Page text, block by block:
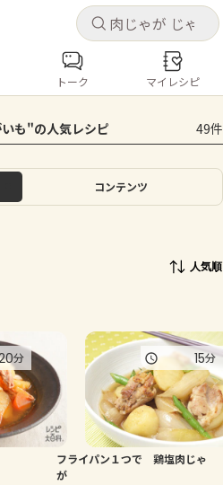
キャ
とレシピを保存できます
新規登録
合わせ
キャ
コンテンツ
トマト とうもろこし
ピーマン
トーク マイレシピ
も"の人気レシピ 49件
コンテンツ
人気順
分
フライパン１つで 鶏塩肉じゃ
が
15分